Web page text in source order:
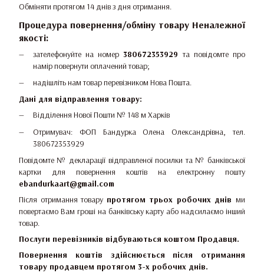
Обміняти протягом 14 днів з дня отримання.
Процедура повернення/обміну товару Неналежної
якості:
зателефонуйте на номер 380672353929та повідомте про
намір повернути оплачений товар;
надішліть нам товар перевізником Нова Пошта.
Дані для відправлення товару:
Відділення Нової Пошти № 148 м Харків
Отримувач: ФОП Бандурка Олена Олександрівна, тел.
380672353929
Повідомте № декларації відправленої посилки та № банківської
картки для повернення коштів на електронну пошту
ebandurkaart@gmail.com
Після отримання товару протягом трьох робочих днівми
повертаємо Вам гроші на банківську карту або надсилаємо інший
товар.
Послуги перевізників відбуваються коштом Продавця.
Повернення коштів здійснюється після отримання
товару продавцем протягом 3-х робочих днів.